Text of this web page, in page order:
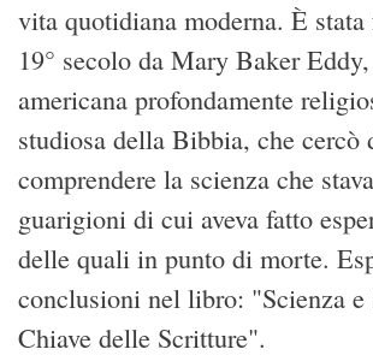
vita quotidiana moderna. È stata
19° secolo da Mary Baker
americana profondamente
studiosa della Bibbia, che cercò
comprendere la scienza che
guarigioni di cui aveva fatto
delle quali in punto di morte.
conclusioni nel libro: "Scienza e
Chiave delle Scritture".